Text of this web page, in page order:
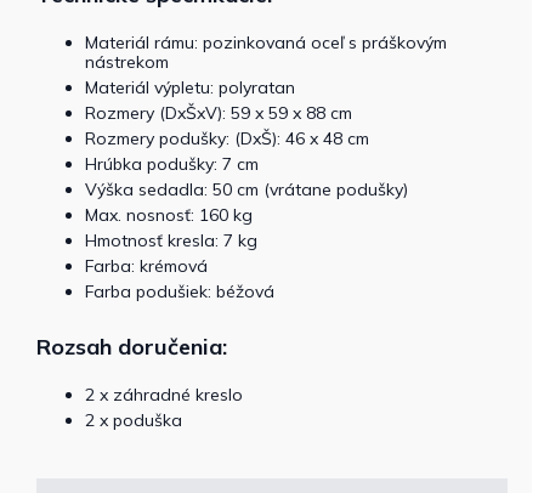
Materiál rámu: pozinkovaná oceľ s práškovým
nástrekom
Materiál výpletu: polyratan
Rozmery (DxŠxV): 59 x 59 x 88 cm
Rozmery podušky: (DxŠ): 46 x 48 cm
Hrúbka podušky: 7 cm
Výška sedadla: 50 cm (vrátane podušky)
Max. nosnosť: 160 kg
Hmotnosť kresla: 7 kg
Farba: krémová
Farba podušiek: béžová
Rozsah doručenia:
2 x záhradné kreslo
2 x poduška